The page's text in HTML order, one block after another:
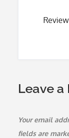
Leave a
Your email
fields are